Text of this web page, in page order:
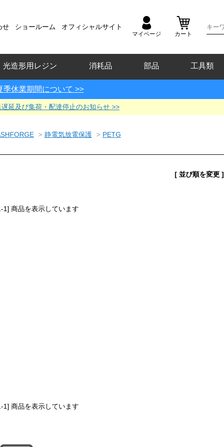
せ ショールーム オフィシャルサイト
マイページ カート
光造形用レジン 消耗品 部品 工具類
季休業期間について >>
遅延及び集荷・配達停止のお知らせ >>
> 静電気放電保護 > PETG
[ 並び順を変更 ]
1] 商品を表示しています
1] 商品を表示しています